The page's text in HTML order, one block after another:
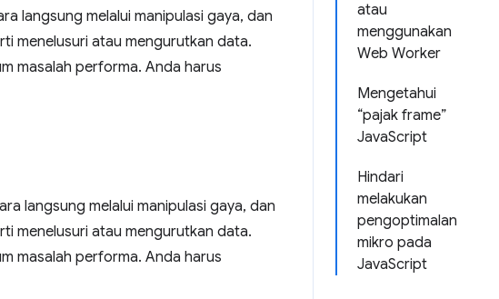
atau
menggunakan
Web Worker
Mengetahui
“pajak frame”
JavaScript
Hindari
melakukan
pengoptimalan
mikro pada
JavaScript
langsung melalui manipulasi gaya, dan
menelusuri atau mengurutkan data.
masalah performa. Anda harus
langsung melalui manipulasi gaya, dan
menelusuri atau mengurutkan data.
masalah performa. Anda harus